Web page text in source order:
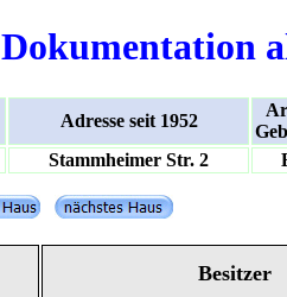
Dokumentation
Adresse seit 1952
Stammheimer Str. 2
Besitzer